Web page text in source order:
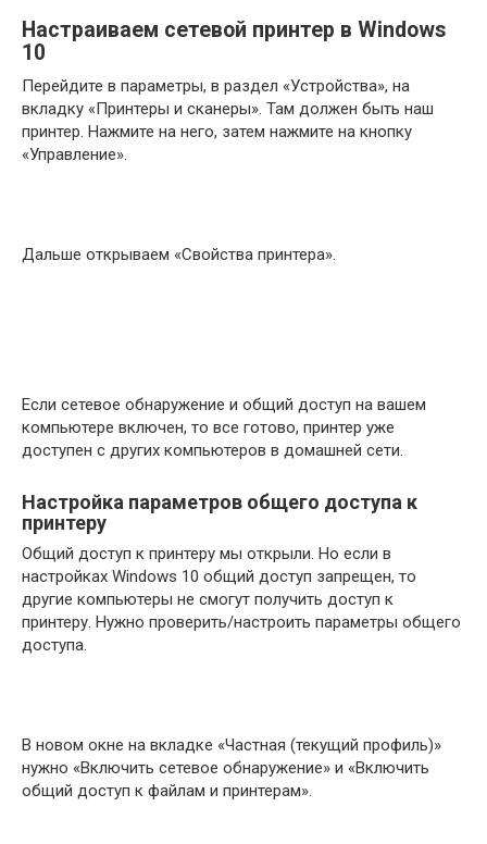
Настраиваем сетевой принтер в Windows
10
Перейдите в параметры, в раздел «Устройства», на
вкладку «Принтеры и сканеры». Там должен быть наш
принтер. Нажмите на него, затем нажмите на кнопку
«Управление».
Дальше открываем «Свойства принтера».
Если сетевое обнаружение и общий доступ на вашем
компьютере включен, то все готово, принтер уже
доступен с других компьютеров в домашней сети.
Настройка параметров общего доступа к
принтеру
Общий доступ к принтеру мы открыли. Но если в
настройках Windows 10 общий доступ запрещен, то
другие компьютеры не смогут получить доступ к
принтеру. Нужно проверить/настроить параметры общего
доступа.
В новом окне на вкладке «Частная (текущий профиль)»
нужно «Включить сетевое обнаружение» и «Включить
общий доступ к файлам и принтерам».